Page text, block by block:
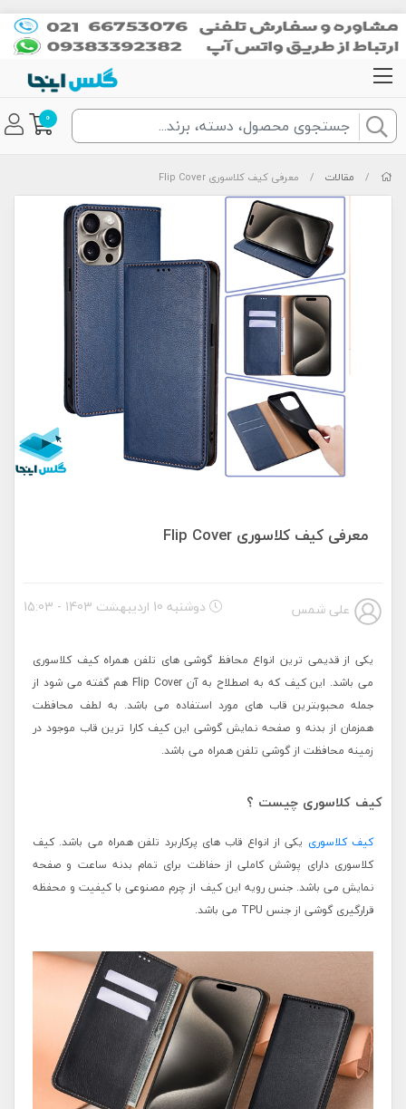
0
/ مقالات / معرفی کیف کلاسوری Flip Cover
معرفی کیف کلاسوری Flip Cover
علی شمس دوشنبه 10 اردیبهشت 1403 - 15:03
یکی از قدیمی ترین انواع محافظ گوشی های تلفن همراه کیف کلاسوری
می باشد. این کیف که به اصطلاح به آن Flip Cover هم گفته می شود از
جمله محبوبترین قاب های مورد استفاده می باشد. به لطف محافظت
همزمان از بدنه و صفحه نمایش گوشی این کیف کارا ترین قاب موجود در
زمینه محافظت از گوشی تلفن همراه می باشد.
کیف کلاسوری چیست ؟
کیف کلاسوری یکی از انواع قاب های پرکاربرد تلفن همراه می باشد. کیف
کلاسوری دارای پوشش کاملی از حفاظت برای تمام بدنه ساعت و صفحه
نمایش می باشد. جنس رویه این کیف از چرم مصنوعی با کیفیت و محفظه
قرارگیری گوشی از جنس TPU می باشد.